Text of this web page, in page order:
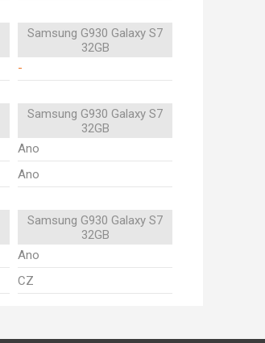
Samsung G930 Galaxy S7
32GB
-
Samsung G930 Galaxy S7
32GB
Ano
Ano
Samsung G930 Galaxy S7
32GB
Ano
CZ